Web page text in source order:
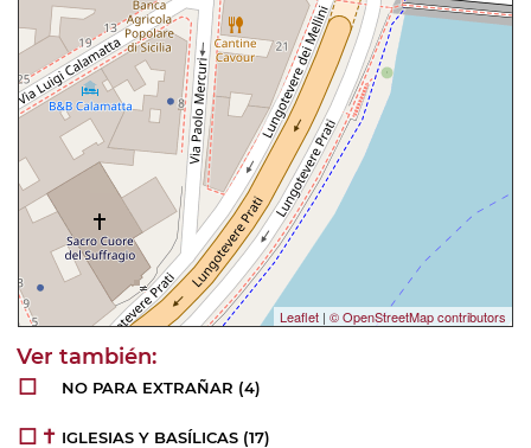
Leaflet | © OpenStreetMap contributors
NO PARA EXTRAÑAR (4)
IGLESIAS Y BASÍLICAS (17)